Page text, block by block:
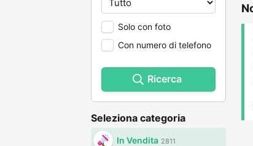
Solo con foto
Con numero di telefono
Ricerca
Seleziona categoria
In Vendita 2811